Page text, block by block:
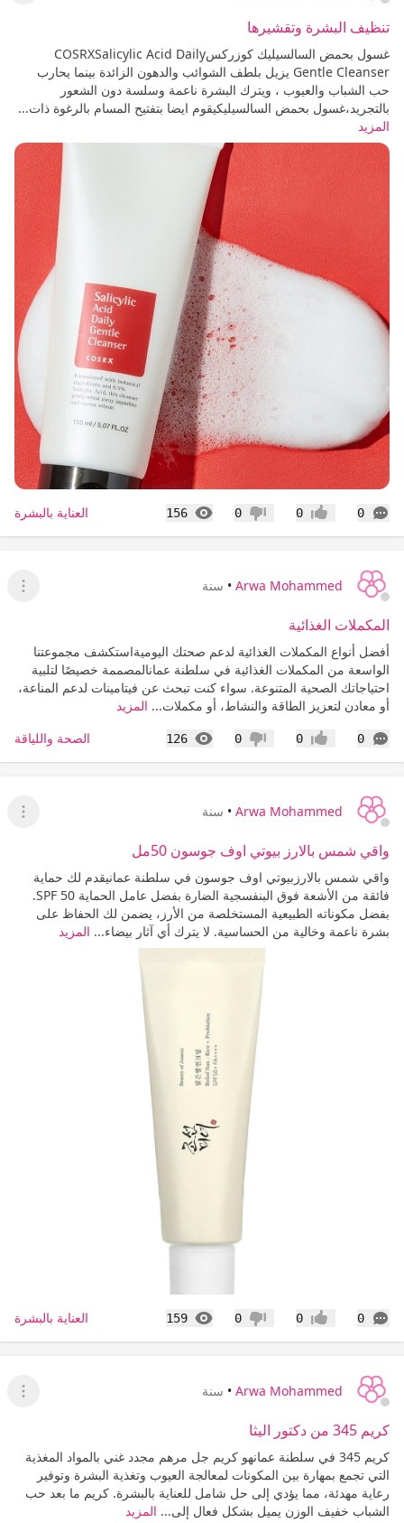
تنظيف البشرة وتقشيرها
غسول بحمض السالسيليك كوزركسCOSRXSalicylic Acid Daily
Gentle Cleanser يزيل بلطف الشوائب والدهون الزائدة بينما يحارب
حب الشباب والعيوب ، ويترك البشرة ناعمة وسلسة دون الشعور
بالتجريد،غسول بحمض السالسيليكيقوم ايضا بتفتيح المسام بالرغوة ذات...
المزيد
0
التعليقات إعجاب0 عدم إعجاب
0
156
المشاهدات العناية بالبشرة
Arwa Mohammed
• سنة
عرض
المكملات الغذائية
أفضل أنواع المكملات الغذائية لدعم صحتك اليوميةاستكشف مجموعتنا
الواسعة من المكملات الغذائية في سلطنة عمانالمصممة خصيصًا لتلبية
احتياجاتك الصحية المتنوعة. سواء كنت تبحث عن فيتامينات لدعم المناعة،
أو معادن لتعزيز الطاقة والنشاط، أو مكملات... المزيد
0
التعليقات إعجاب0 عدم إعجاب
0
126
المشاهدات الصحة واللياقة
Arwa Mohammed
• سنة
عرض
واقي شمس بالارز بيوتي اوف جوسون 50مل
واقي شمس بالارزبيوتي اوف جوسون في سلطنة عمانيقدم لك حماية
فائقة من الأشعة فوق البنفسجية الضارة بفضل عامل الحماية SPF 50.
بفضل مكوناته الطبيعية المستخلصة من الأرز، يضمن لك الحفاظ على
بشرة ناعمة وخالية من الحساسية. لا يترك أي آثار بيضاء... المزيد
0
التعليقات إعجاب0 عدم إعجاب
0
159
المشاهدات العناية بالبشرة
Arwa Mohammed
• سنة
عرض
كريم 345 من دكتور اليثا
كريم 345 في سلطنة عمانهو كريم جل مرهم مجدد غني بالمواد المغذية
التي تجمع بمهارة بين المكونات لمعالجة العيوب وتغذية البشرة وتوفير
رعاية مهدئة، مما يؤدي إلى حل شامل للعناية بالبشرة. كريم ما بعد حب
الشباب خفيف الوزن يميل بشكل فعال إلى... المزيد